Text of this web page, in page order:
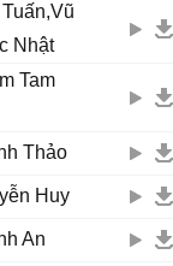
Nhật
Tam
Thảo
Huy
An